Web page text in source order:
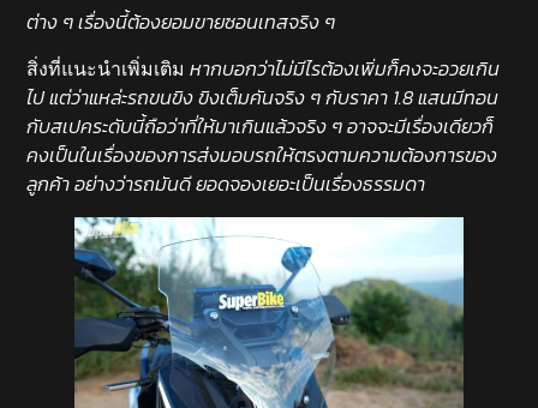
ต่าง ๆ เรื่องนี้ต้องยอมขายซอนเทสจริง ๆ
สิ่งที่แนะนำเพิ่มเติมหากบอกว่าไม่มีไรต้องเพิ่มก็คงจะอวยเกิน
ไป แต่ว่าแหล่ะรถขนขิง ขิงเต็มคันจริง ๆ กับราคา 1.8 แสนมีทอน
กับสเปคระดับนี้ถือว่าที่ให้มาเกินแล้วจริง ๆ อาจจะมีเรื่องเดียวก็
คงเป็นในเรื่องของการส่งมอบรถให้ตรงตามความต้องการของ
ลูกค้า อย่างว่ารถมันดี ยอดจองเยอะเป็นเรื่องธรรมดา